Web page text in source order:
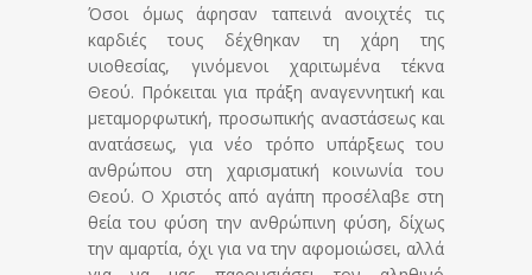
Όσοι όμως άφησαν ταπεινά ανοιχτές τις
καρδιές τους δέχθηκαν τη χάρη της
υιοθεσίας, γινόμενοι χαριτωμένα τέκνα
Θεού. Πρόκειται για πράξη αναγεννητική και
μεταμορφωτική, προσωπικής αναστάσεως και
ανατάσεως, για νέο τρόπο υπάρξεως του
ανθρώπου στη χαρισματική κοινωνία του
Θεού. Ο Χριστός από αγάπη προσέλαβε στη
θεία του φύση την ανθρώπινη φύση, δίχως
την αμαρτία, όχι για να την αφομοιώσει, αλλά